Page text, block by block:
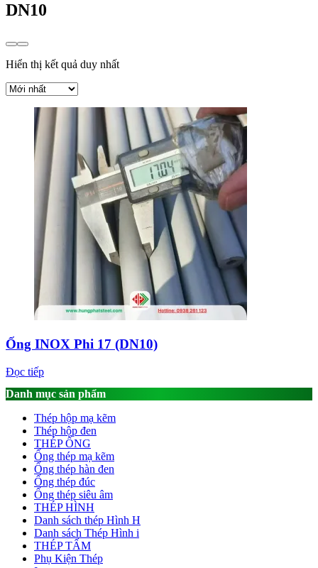
DN10
Hiển thị kết quả duy nhất
Ống INOX Phi 17 (DN10)
Đọc tiếp
Danh mục sản phẩm
Thép hộp mạ kẽm
Thép hộp đen
THÉP ỐNG
Ống thép mạ kẽm
Ống thép hàn đen
Ống thép đúc
Ống thép siêu âm
THÉP HÌNH
Danh sách thép Hình H
Danh sách Thép Hình i
THÉP TẤM
Phụ Kiện Thép